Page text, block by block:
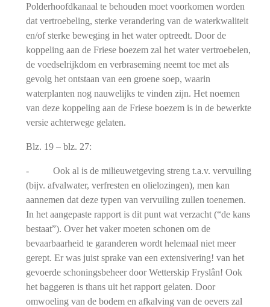
Polderhoofdkanaal te behouden moet voorkomen worden
dat vertroebeling, sterke verandering van de waterkwaliteit
en/of sterke beweging in het water optreedt. Door de
koppeling aan de Friese boezem zal het water vertroebelen,
de voedselrijkdom en verbraseming neemt toe met als
gevolg het ontstaan van een groene soep, waarin
waterplanten nog nauwelijks te vinden zijn. Het noemen
van deze koppeling aan de Friese boezem is in de bewerkte
versie achterwege gelaten.
Blz. 19 – blz. 27:
- Ook al is de milieuwetgeving streng t.a.v. vervuiling
(bijv. afvalwater, verfresten en olielozingen), men kan
aannemen dat deze typen van vervuiling zullen toenemen.
In het aangepaste rapport is dit punt wat verzacht (“de kans
bestaat”). Over het vaker moeten schonen om de
bevaarbaarheid te garanderen wordt helemaal niet meer
gerept. Er was juist sprake van een extensivering! van het
gevoerde schoningsbeheer door Wetterskip Fryslân! Ook
het baggeren is thans uit het rapport gelaten. Door
omwoeling van de bodem en afkalving van de oevers zal